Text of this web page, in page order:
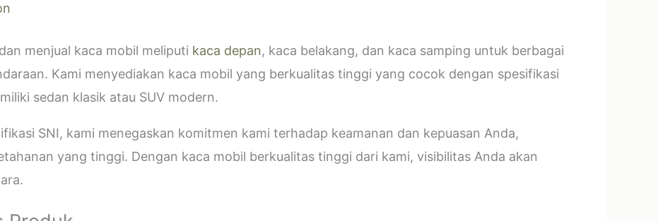
menjual kaca mobil meliputi kaca depan, kaca belakang, dan kaca samping untuk berbagai
Kami menyediakan kaca mobil yang berkualitas tinggi yang cocok dengan spesifikasi
sedan klasik atau SUV modern.
SNI, kami menegaskan komitmen kami terhadap keamanan dan kepuasan Anda,
yang tinggi. Dengan kaca mobil berkualitas tinggi dari kami, visibilitas Anda akan